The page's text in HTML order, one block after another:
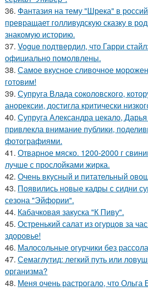
36. Фантазия на тему "Шрека" в
превращает голливудскую сказку в
знакомую историю.
37. Vogue подтвердил, что Гарри
официально помолвлены.
38. Самое вкусное сливочное
готовим!
39. Супруга Влада соколовского,
анорексии, достигла критически
40. Супруга Александра цекало,
привлекла внимание публики,
фотографиями.
41. Отварное мяско. 1200-2000 г
лучше с прослойками жирка.
42. Очень вкусный и питательный
43. Появились новые кадры с сидни
сезона "Эйфории".
44. Кабачковая закуска "К Пиву".
45. Остренький салат из огурцов за
здоровье!
46. Малосольные огурчики без
47. Семаглутид: легкий путь или
организма?
48. Меня очень растрогало, что Ольга